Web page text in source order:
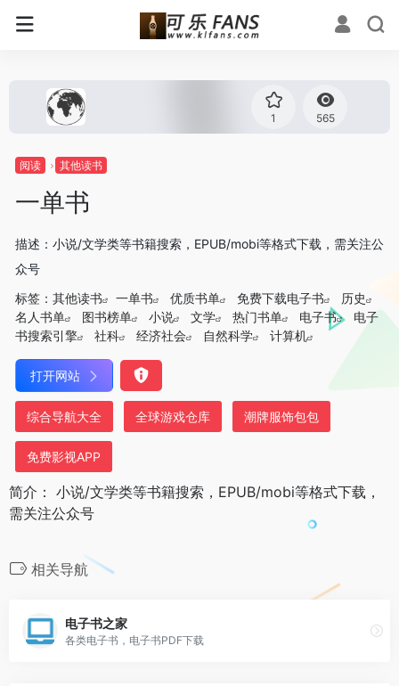
1 565
阅读 其他读书
一单书
描述：小说/文学类等书籍搜索，EPUB/mobi等格式下载，需关注公
众号
标签： 其他读书 一单书 优质书单 免费下载电子书
历史
名人书单
图书榜单 小说 文学 热门书单 电子书
电子
书搜索引擎
社科 经济社会 自然科学 计算机
打开网站
综合导航大全 全球游戏仓库 潮牌服饰包包
免费影视APP
简介： 小说/文学类等书籍搜索，EPUB/mobi等格式下载，
需关注公众号
相关导航
电子书之家
各类电子书，电子书PDF下载